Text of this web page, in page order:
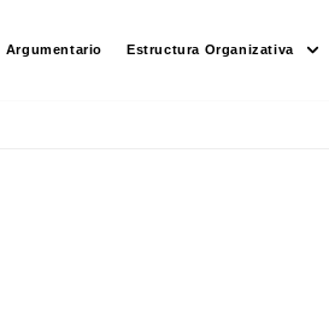
Argumentario Estructura Organizativa